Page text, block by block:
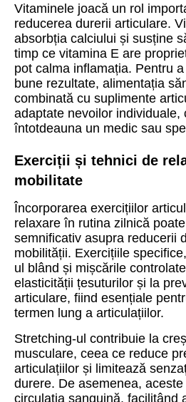
Vitaminele joacă un rol
reducerea durerii articulare.
absorbția calciului și susține
timp ce vitamina E are
pot calma inflamația. Pentru
bune rezultate, alimentația
combinată cu suplimente
adaptate nevoilor individuale,
întotdeauna un medic sau
Exerciții și tehnici de
mobilitate
Încorporarea exercițiilor
relaxare în rutina zilnică
semnificativ asupra reducerii
mobilității. Exercițiile
ul blând și mișcările
elasticității țesuturilor și la
articulare, fiind esențiale
termen lung a articulațiilor.
Stretching-ul contribuie la
musculare, ceea ce reduce
articulațiilor și limitează
durere. De asemenea,
circulația sanguină, facilitând